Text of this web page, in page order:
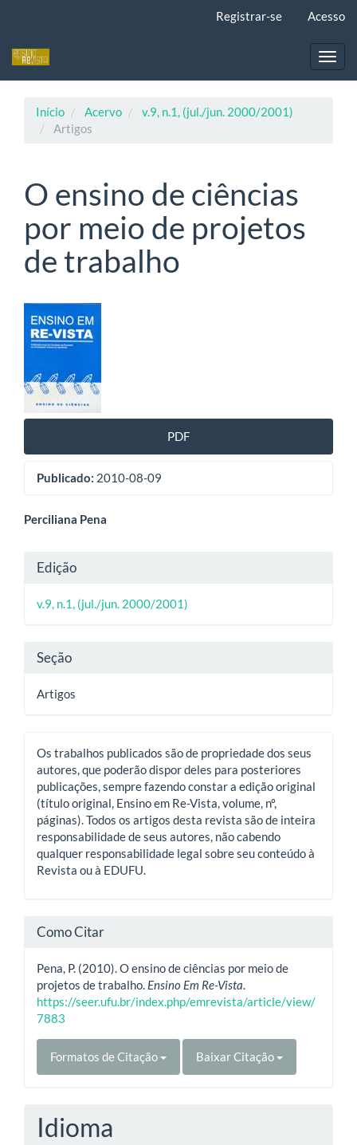
principal
Registrar-se Acesso
Início Acervo
v.9, n.1, (jul./jun. 2000/2001)
Artigos
O ensino de ciências
por meio de projetos
de trabalho
Barra
lateral
de
artigos
PDF
Publicado: 2010-08-09
Conteúdo
artigo
principal
Perciliana Pena
Detalhes
do
artigo
Edição
v.9, n.1, (jul./jun. 2000/2001)
Seção
Artigos
Os trabalhos publicados são de propriedade dos seus
autores, que poderão dispor deles para posteriores
publicações, sempre fazendo constar a edição original
(título original, Ensino em Re-Vista, volume, nº,
páginas). Todos os artigos desta revista são de inteira
responsabilidade de seus autores, não cabendo
qualquer responsabilidade legal sobre seu conteúdo à
Revista ou à EDUFU.
Como Citar
Pena, P. (2010). O ensino de ciências por meio de
projetos de trabalho. Ensino Em Re-Vista.
https://seer.ufu.br/index.php/emrevista/article/view/
7883
Formatos de Citação Baixar Citação
Idioma